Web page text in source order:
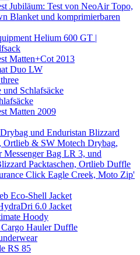
Jubiläum: Test von NeoAir Topo,
Blanket und komprimierbaren
Helium 600 GT |
Matten+Cot 2013
Duo LW
und Schlafsäcke
Matten 2009
und Enduristan Blizzard
Ortlieb & SW Motech Drybag,
Messenger Bag LR 3, und
Packtaschen, Ortlieb Duffle
Click Eagle Creek, Moto Zip'
Eco-Shell Jacket
6.0 Jacket
Hoody
Hauler Duffle
RS 85